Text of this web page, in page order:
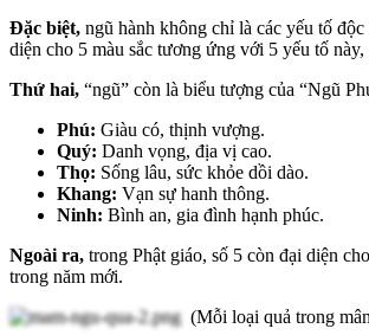
Đặc biệt, ngũ hành không chỉ là các yếu tố
diện cho 5 màu sắc tương ứng với 5 yếu tố
Thứ hai, “ngũ” còn là biểu tượng của “Ngũ
Phú: Giàu có, thịnh vượng.
Quý: Danh vọng, địa vị cao.
Thọ: Sống lâu, sức khỏe dồi dào.
Khang: Vạn sự hanh thông.
Ninh: Bình an, gia đình hạnh phúc.
Ngoài ra, trong Phật giáo, số 5 còn đại diện
trong năm mới.
(Mỗi loại quả trong